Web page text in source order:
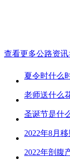
查看更多公路资讯
夏令时什么
老师送什么
圣诞节是什
2022年剖腹